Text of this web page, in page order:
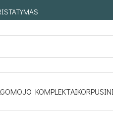
KOMPLEKTAI